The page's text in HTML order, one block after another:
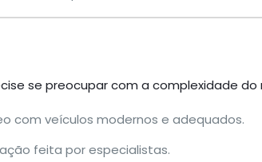
se preocupar com a complexidade
com veículos modernos e adequados.
feita por especialistas.